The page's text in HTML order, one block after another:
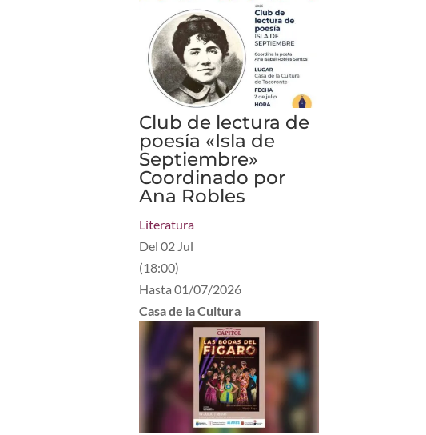
Club de lectura de
poesía «Isla de
Septiembre»
Coordinado por
Ana Robles
Literatura
Del02 Jul
(18:00)
Hasta01/07/2026
Casa de la Cultura